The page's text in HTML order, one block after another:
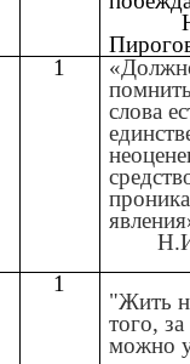
1
слова
1
"Жить
того,
можно